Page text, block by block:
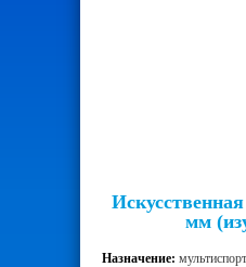
мм
Назначение: